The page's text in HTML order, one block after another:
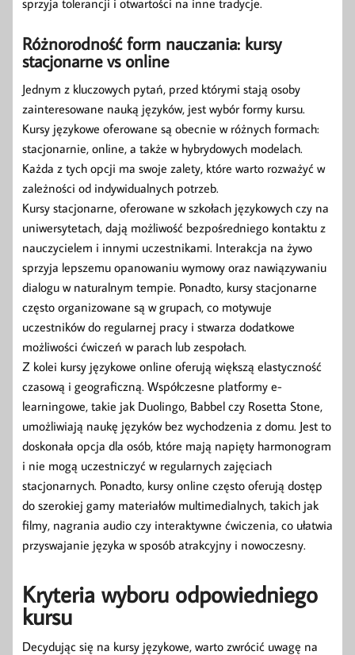
sprzyja tolerancji i otwartości na inne tradycje.
Różnorodność form nauczania: kursy
stacjonarne vs online
Jednym z kluczowych pytań, przed którymi stają osoby
zainteresowane nauką języków, jest wybór formy kursu.
Kursy językowe oferowane są obecnie w różnych formach:
stacjonarnie, online, a także w hybrydowych modelach.
Każda z tych opcji ma swoje zalety, które warto rozważyć w
zależności od indywidualnych potrzeb.
Kursy stacjonarne, oferowane w szkołach językowych czy na
uniwersytetach, dają możliwość bezpośredniego kontaktu z
nauczycielem i innymi uczestnikami. Interakcja na żywo
sprzyja lepszemu opanowaniu wymowy oraz nawiązywaniu
dialogu w naturalnym tempie. Ponadto, kursy stacjonarne
często organizowane są w grupach, co motywuje
uczestników do regularnej pracy i stwarza dodatkowe
możliwości ćwiczeń w parach lub zespołach.
Z kolei kursy językowe online oferują większą elastyczność
czasową i geograficzną. Współczesne platformy e-
learningowe, takie jak Duolingo, Babbel czy Rosetta Stone,
umożliwiają naukę języków bez wychodzenia z domu. Jest to
doskonała opcja dla osób, które mają napięty harmonogram
i nie mogą uczestniczyć w regularnych zajęciach
stacjonarnych. Ponadto, kursy online często oferują dostęp
do szerokiej gamy materiałów multimedialnych, takich jak
filmy, nagrania audio czy interaktywne ćwiczenia, co ułatwia
przyswajanie języka w sposób atrakcyjny i nowoczesny.
Kryteria wyboru odpowiedniego
kursu
Decydując się na kursy językowe, warto zwrócić uwagę na